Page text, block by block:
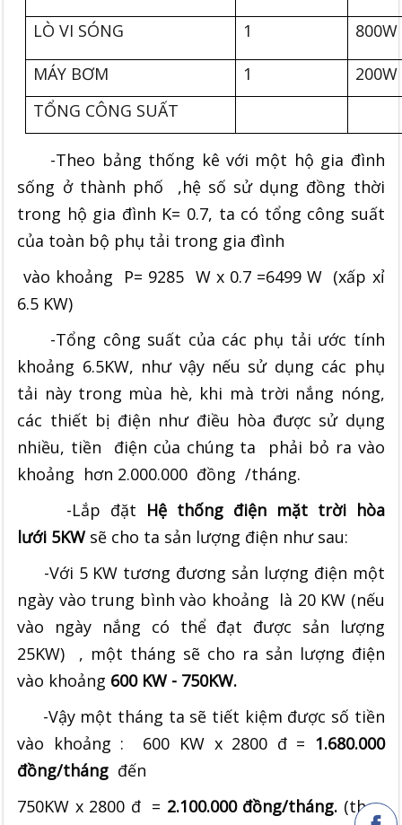
LÒ VI SÓNG
1
800W
MÁY BƠM
1
200W
TỔNG CÔNG SUẤT
-Theo bảng thống kê với một hộ gia đình
sống ở thành phố ,hệ số sử dụng đồng thời
trong hộ gia đình K= 0.7, ta có tổng công suất
của toàn bộ phụ tải trong gia đình
vào khoảng P= 9285 W x 0.7 =6499 W (xấp xỉ
6.5 KW)
-Tổng công suất của các phụ tải ước tính
khoảng 6.5KW, như vậy nếu sử dụng các phụ
tải này trong mùa hè, khi mà trời nắng nóng,
các thiết bị điện như điều hòa được sử dụng
nhiều, tiền điện của chúng ta phải bỏ ra vào
khoảng hơn 2.000.000 đồng /tháng.
-Lắp đặt Hệ thống điện mặt trời hòa
lưới 5KW sẽ cho ta sản lượng điện như sau:
-Với 5 KW tương đương sản lượng điện một
ngày vào trung bình vào khoảng là 20 KW (nếu
vào ngày nắng có thể đạt được sản lượng
25KW) , một tháng sẽ cho ra sản lượng điện
vào khoảng 600 KW - 750KW.
-Vậy một tháng ta sẽ tiết kiệm được số tiền
vào khoảng : 600 KW x 2800 đ = 1.680.000
đồng/tháng đến
750KW x 2800 đ = 2.100.000 đồng/tháng. (theo